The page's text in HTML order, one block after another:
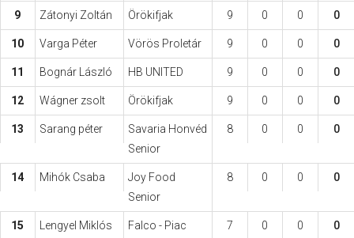
9 Zátonyi Zoltán Örökifjak 9 0 0 0
10 Varga Péter Vörös Proletár 9 0 0 0
11 Bognár László HB UNITED 9 0 0 0
12 Wágner zsolt Örökifjak 9 0 0 0
13 Sarang péter
Savaria Honvéd
Senior
8 0 0 0
14 Mihók Csaba
Joy Food
Senior
8 0 0 0
15 Lengyel Miklós
Falco - Piac
7 0 0 0